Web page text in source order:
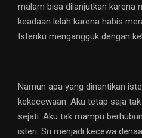
malam bisa dilanjutkan karena
keadaan lelah karena habis
Isteriku mengangguk dengan
Namun apa yang dinantikan
kekecewaan. Aku tetap saja
sejati. Aku tak mampu
isteri. Sri menjadi kecewa